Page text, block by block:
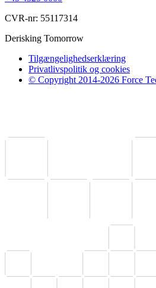
CVR-nr: 55117314
Derisking Tomorrow
Tilgængelighedserklæring
Privatlivspolitik og cookies
© Copyright 2014-2026 Force